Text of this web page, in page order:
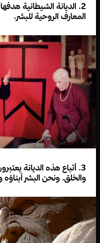
2. الديانة الشيطانية
المعارف الروحية للبشر.
3. أتباع هذه الديانة
والخلق. ونحن البشر